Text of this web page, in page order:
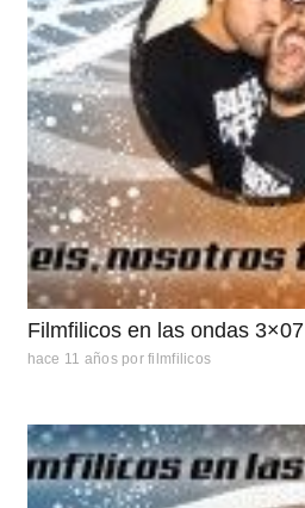
Filmfilicos en las ondas 3×07
hace 11 años por filmfilicos